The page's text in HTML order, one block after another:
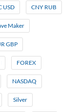
USD CNY RUB
Maker
GBP
FOREX
NASDAQ
Silver